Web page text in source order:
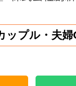
ップル・夫婦